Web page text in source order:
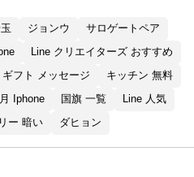
ジョンウ
サロゲートペア
Line クリエイターズ おすすめ
フト メッセージ
キッチン 無料
5月 Iphone 国旗 一覧
Line 人気
ー 暗い
ダヒョン